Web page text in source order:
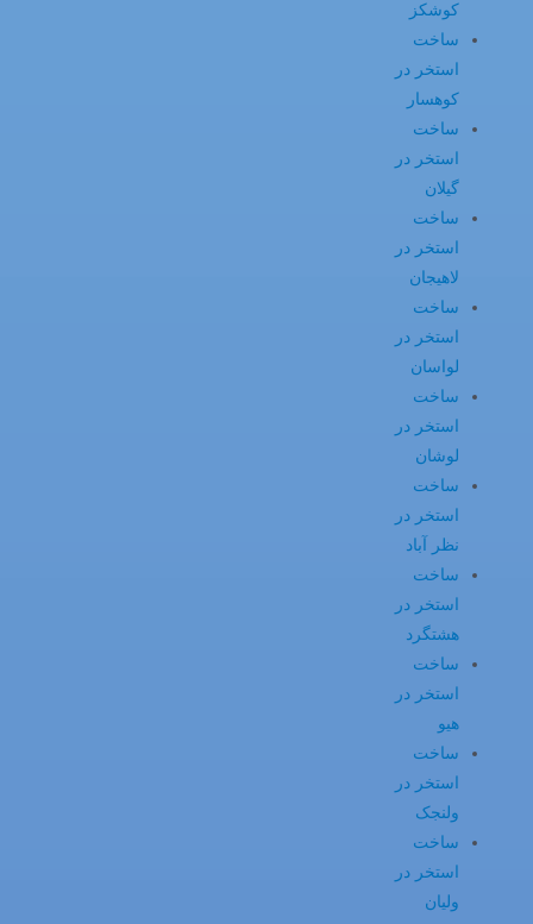
کوشکز
ساخت
استخر در
کوهسار
ساخت
استخر در
گیلان
ساخت
استخر در
لاهیجان
ساخت
استخر در
لواسان
ساخت
استخر در
لوشان
ساخت
استخر در
نظر آباد
ساخت
استخر در
هشتگرد
ساخت
استخر در
هیو
ساخت
استخر در
ولنجک
ساخت
استخر در
ولیان